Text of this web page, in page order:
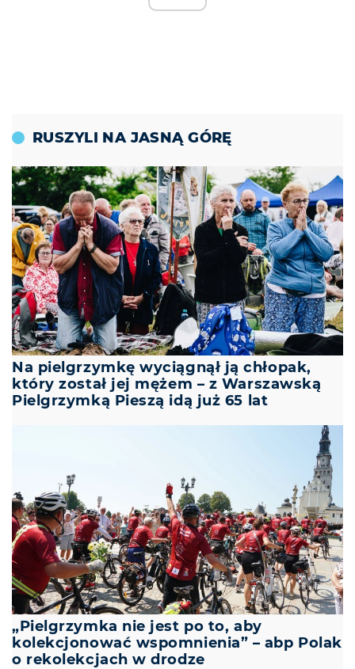
RUSZYLI NA JASNĄ GÓRĘ
Na pielgrzymkę wyciągnął ją chłopak,
który został jej mężem – z Warszawską
Pielgrzymką Pieszą idą już 65 lat
„Pielgrzymka nie jest po to, aby
kolekcjonować wspomnienia” – abp Polak
o rekolekcjach w drodze